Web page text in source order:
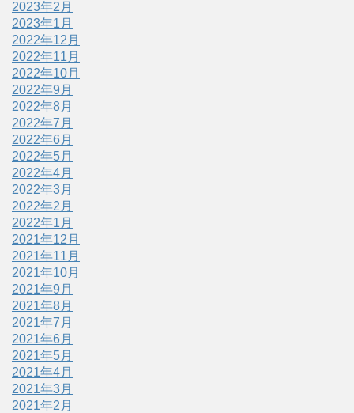
2023年2月
2023年1月
2022年12月
2022年11月
2022年10月
2022年9月
2022年8月
2022年7月
2022年6月
2022年5月
2022年4月
2022年3月
2022年2月
2022年1月
2021年12月
2021年11月
2021年10月
2021年9月
2021年8月
2021年7月
2021年6月
2021年5月
2021年4月
2021年3月
2021年2月